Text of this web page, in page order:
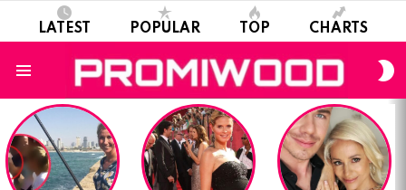
LATEST POPULAR TOP CHARTS
LATEST
STORIES